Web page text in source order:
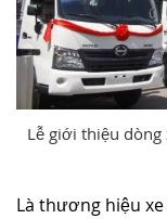
Lễ giới thiệu dòng
Là thương hiệu